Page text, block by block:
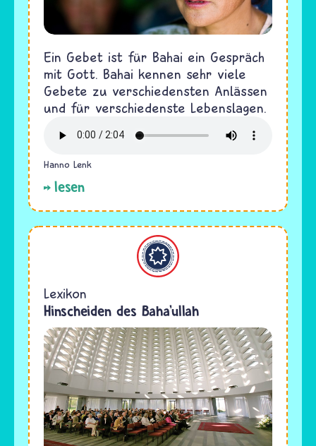
Ein Gebet ist für Bahai ein Gespräch
mit Gott. Bahai kennen sehr viele
Gebete zu verschiedensten Anlässen
und für verschiedenste Lebenslagen.
Hanno Lenk
lesen
Bahaitum
Lexikon
Hinscheiden des Baha’ullah